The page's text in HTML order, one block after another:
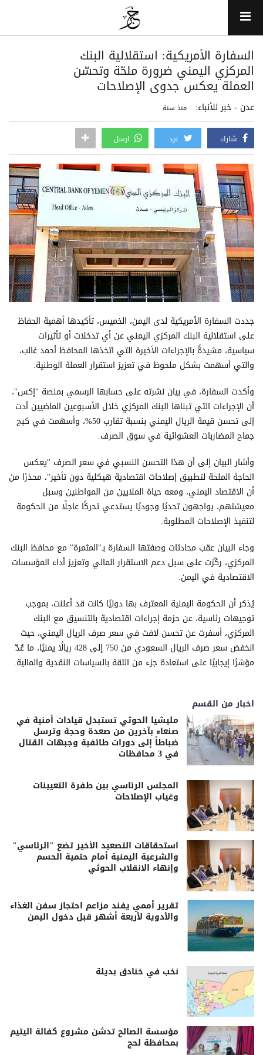
السفارة الأمريكية: استقلالية البنك
المركزي اليمني ضرورة ملحّة وتحسّن
العملة يعكس جدوى الإصلاحات
عدن - خبر للأنباء: منذ سنة
شارك غرد ارسل
جددت السفارة الأمريكية لدى اليمن، الخميس، تأكيدها أهمية الحفاظ
على استقلالية البنك المركزي اليمني عن أي تدخلات أو تأثيرات
سياسية، مشيدةً بالإجراءات الأخيرة التي اتخذها المحافظ أحمد غالب،
والتي أسهمت بشكل ملحوظ في تعزيز استقرار العملة الوطنية.
وأكدت السفارة، في بيان نشرته على حسابها الرسمي بمنصة "إكس"،
أن الإجراءات التي تبناها البنك المركزي خلال الأسبوعين الماضيين أدت
إلى تحسن قيمة الريال اليمني بنسبة تقارب 50%، وأسهمت في كبح
جماح المضاربات العشوائية في سوق الصرف.
وأشار البيان إلى أن هذا التحسن النسبي في سعر الصرف "يعكس
الحاجة الملحة لتطبيق إصلاحات اقتصادية هيكلية دون تأخير"، محذرًا من
أن الاقتصاد اليمني، ومعه حياة الملايين من المواطنين وسبل
معيشتهم، يواجهون تحديًا وجوديًا يستدعي تحركًا عاجلًا من الحكومة
لتنفيذ الإصلاحات المطلوبة.
وجاء البيان عقب محادثات وصفتها السفارة بـ"المثمرة" مع محافظ البنك
المركزي، ركّزت على سبل دعم الاستقرار المالي وتعزيز أداء المؤسسات
الاقتصادية في اليمن.
يُذكر أن الحكومة اليمنية المعترف بها دوليًا كانت قد أعلنت، بموجب
توجيهات رئاسية، عن حزمة إجراءات اقتصادية بالتنسيق مع البنك
المركزي، أسفرت عن تحسن لافت في سعر صرف الريال اليمني، حيث
انخفض سعر صرف الريال السعودي من 750 إلى 428 ريالًا يمنيًا، ما عُدّ
مؤشرًا إيجابيًا على استعادة جزء من الثقة بالسياسات النقدية والمالية.
اخبار من القسم
مليشيا الحوثي تستبدل قيادات أمنية في
صنعاء بآخرين من صعدة وحجة وترسل
ضباطاً إلى دورات طائفية وجبهات القتال
في 3 محافظات
المجلس الرئاسي بين طفرة التعيينات
وغياب الإصلاحات
استحقاقات التصعيد الأخير تضع "الرئاسي"
والشرعية اليمنية أمام حتمية الحسم
وإنهاء الانقلاب الحوثي
تقرير أممي يفند مزاعم احتجاز سفن الغذاء
والأدوية لأربعة أشهر قبل دخول اليمن
نخب في خنادق بديلة
مؤسسة الصالح تدشن مشروع كفالة اليتيم
بمحافظة لحج